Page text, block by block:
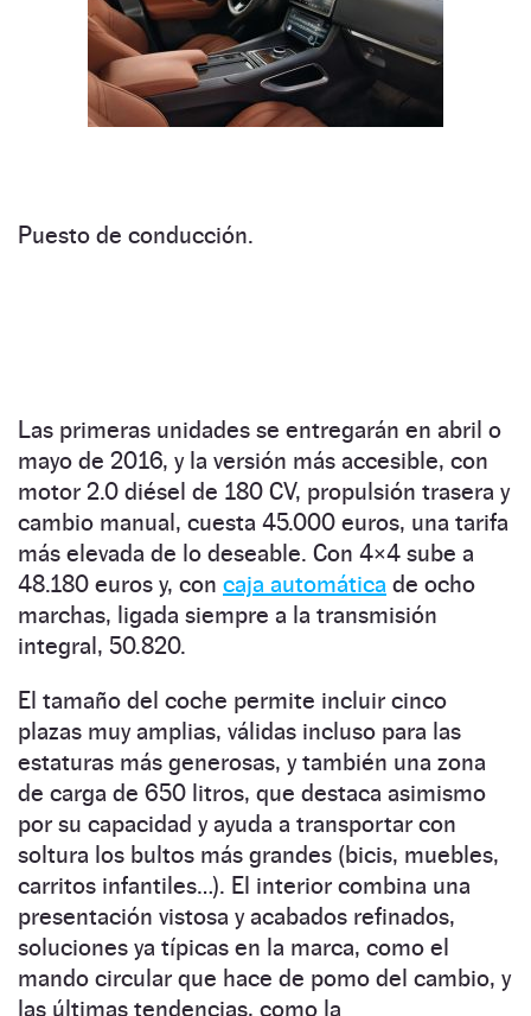
Puesto de conducción.
Las primeras unidades se entregarán en abril o
mayo de 2016, y la versión más accesible, con
motor 2.0 diésel de 180 CV, propulsión trasera y
cambio manual, cuesta 45.000 euros, una tarifa
más elevada de lo deseable. Con 4×4 sube a
48.180 euros y, con caja automática de ocho
marchas, ligada siempre a la transmisión
integral, 50.820.
El tamaño del coche permite incluir cinco
plazas muy amplias, válidas incluso para las
estaturas más generosas, y también una zona
de carga de 650 litros, que destaca asimismo
por su capacidad y ayuda a transportar con
soltura los bultos más grandes (bicis, muebles,
carritos infantiles…). El interior combina una
presentación vistosa y acabados refinados,
soluciones ya típicas en la marca, como el
mando circular que hace de pomo del cambio, y
las últimas tendencias, como la